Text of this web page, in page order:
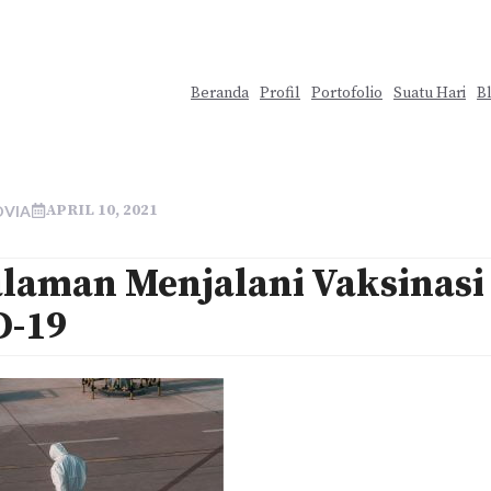
Beranda Profil Portofolio Suatu Hari
APRIL 10, 2021
Menjalani Vaksinasi
19